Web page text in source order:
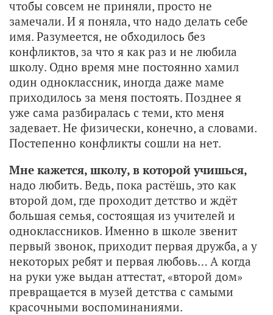
чтобы совсем не приняли, просто не
замечали. И я поняла, что надо делать себе
имя. Разумеется, не обходилось без
конфликтов, за что я как раз и не любила
школу. Одно время мне постоянно хамил
один одноклассник, иногда даже маме
приходилось за меня постоять. Позднее я
уже сама разбиралась с теми, кто меня
задевает. Не физически, конечно, а словами.
Постепенно конфликты сошли на нет.
Мне кажется, школу, в которой учишься,
надо любить. Ведь, пока растёшь, это как
второй дом, где проходит детство и ждёт
большая семья, состоящая из учителей и
одноклассников. Именно в школе звенит
первый звонок, приходит первая дружба, а у
некоторых ребят и первая любовь… А когда
на руки уже выдан аттестат, «второй дом»
превращается в музей детства с самыми
красочными воспоминаниями.